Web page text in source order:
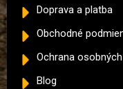
Doprava a platba
Obchodné
Ochrana
Blog